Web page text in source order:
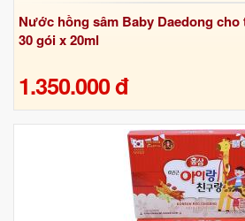
Nước hồng sâm Baby Daedong cho
30 gói x 20ml
1.350.000 đ